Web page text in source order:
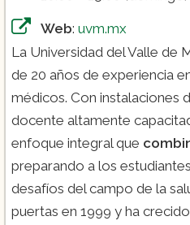
Web: uvm.mx
La Universidad del Valle de
de 20 años de experiencia
médicos. Con instalaciones
docente altamente
enfoque integral que
preparando a los
desafíos del campo de la
puertas en 1999 y ha